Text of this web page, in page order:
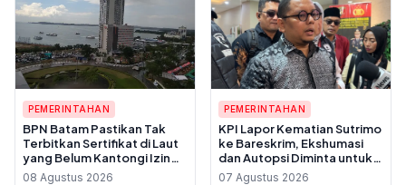
PEMERINTAHAN
BPN Batam Pastikan Tak
Terbitkan Sertifikat di Laut
yang Belum Kantongi Izin
Reklamasi
08 Agustus 2026
PEMERINTAHAN
KPI Lapor Kematian Sutrimo
ke Bareskrim, Ekshumasi
dan Autopsi Diminta untuk
Usut Dugaan Pembunuhan
07 Agustus 2026